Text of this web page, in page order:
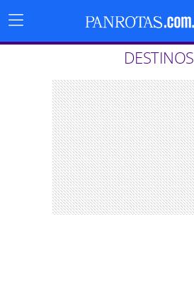
Menu
Principal
DESTINOS